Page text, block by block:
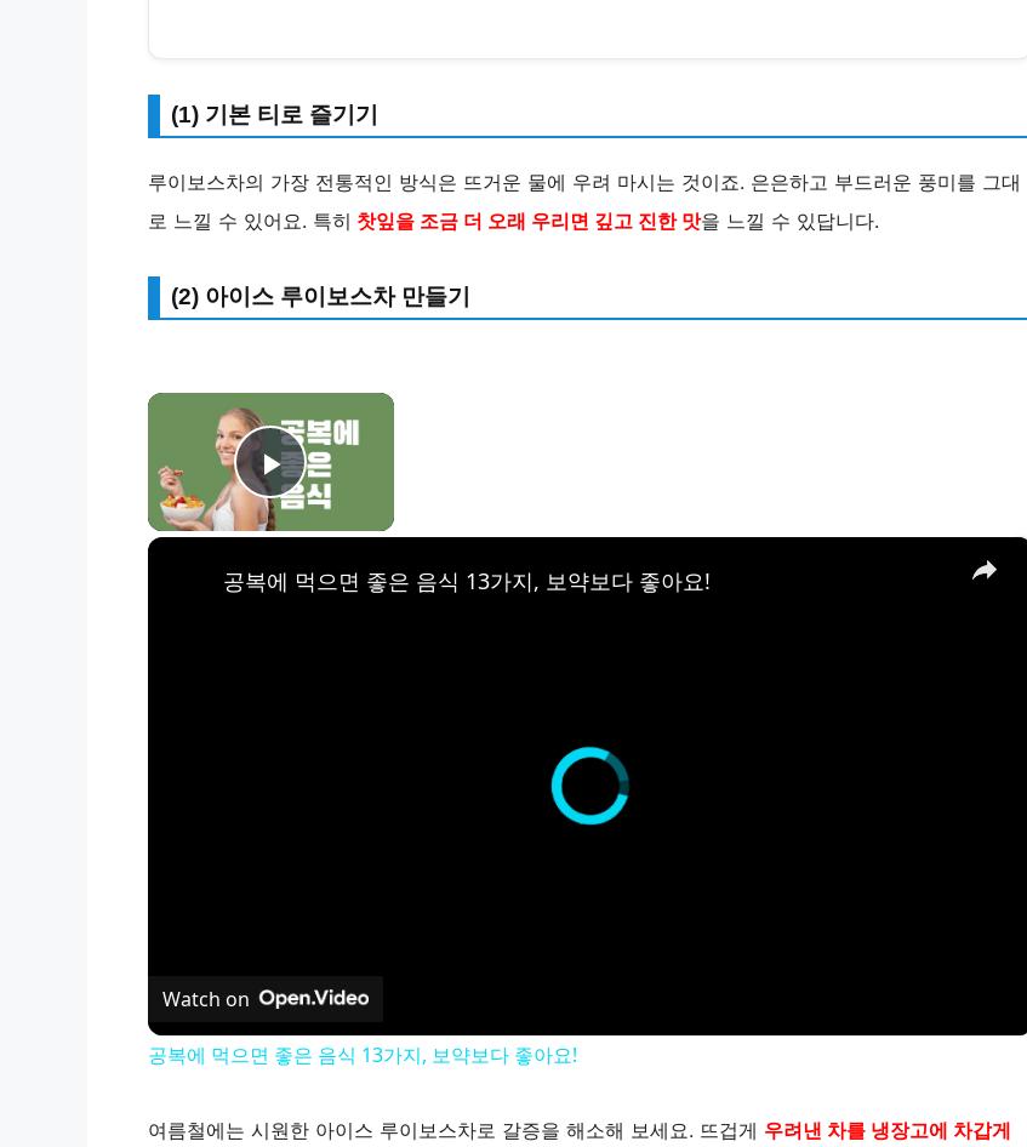
(1) 기본 티로 즐기기
루이보스차의 가장 전통적인 방식은 뜨거운 물에 우려 마시는 것이죠. 은은하고 부드러운 풍미를 그대
로 느낄 수 있어요. 특히 찻잎을 조금 더 오래 우리면 깊고 진한 맛을 느낄 수 있답니다.
(2) 아이스 루이보스차 만들기
×
Play Video
×
공복에 먹으면 좋은 음식 13가지, 보약보다 좋아요!
Watch on
공복에 먹으면 좋은 음식 13가지, 보약보다 좋아요!
여름철에는 시원한 아이스 루이보스차로 갈증을 해소해 보세요. 뜨겁게 우려낸 차를 냉장고에 차갑게